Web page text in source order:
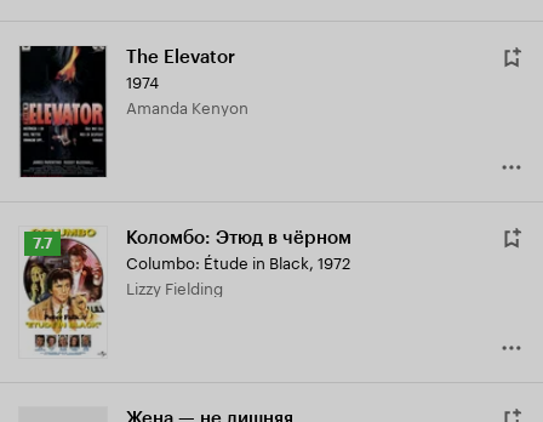
The Elevator
1974
Amanda Kenyon
Рейтинг
Кинопоиска
7.7
7.7 Коломбо: Этюд в чёрном
Columbo: Étude in Black, 1972
Lizzy Fielding